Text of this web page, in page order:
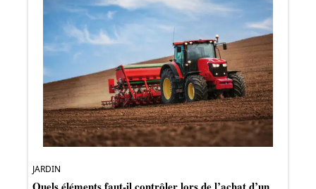
JARDIN